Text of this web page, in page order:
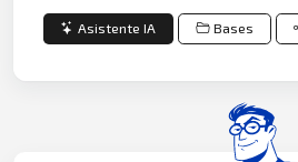
Asistente IA Bases